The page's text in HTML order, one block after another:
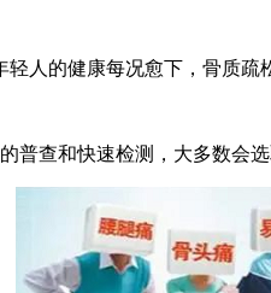
人的健康每况愈下，骨质
查和快速检测，大多数会